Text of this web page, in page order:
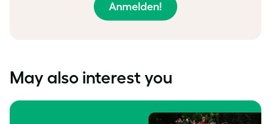
Anmelden!
May also interest you